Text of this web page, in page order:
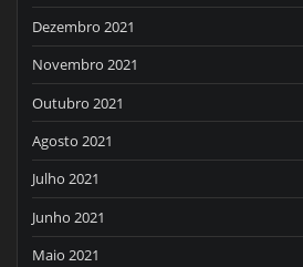
Dezembro 2021
Novembro 2021
Outubro 2021
Agosto 2021
Julho 2021
Junho 2021
Maio 2021